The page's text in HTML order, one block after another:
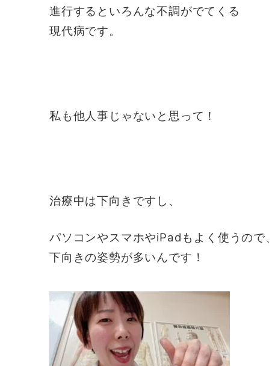
進行するといろんな不調がでてくる
現代病です。
私も他人事じゃないと思って！
治療中は下向きですし、
パソコンやスマホやiPadもよく使うので、
下向きの姿勢が多いんです！